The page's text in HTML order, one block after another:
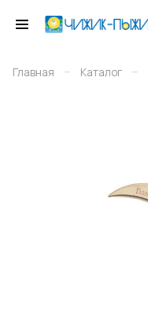
Главная – Каталог –